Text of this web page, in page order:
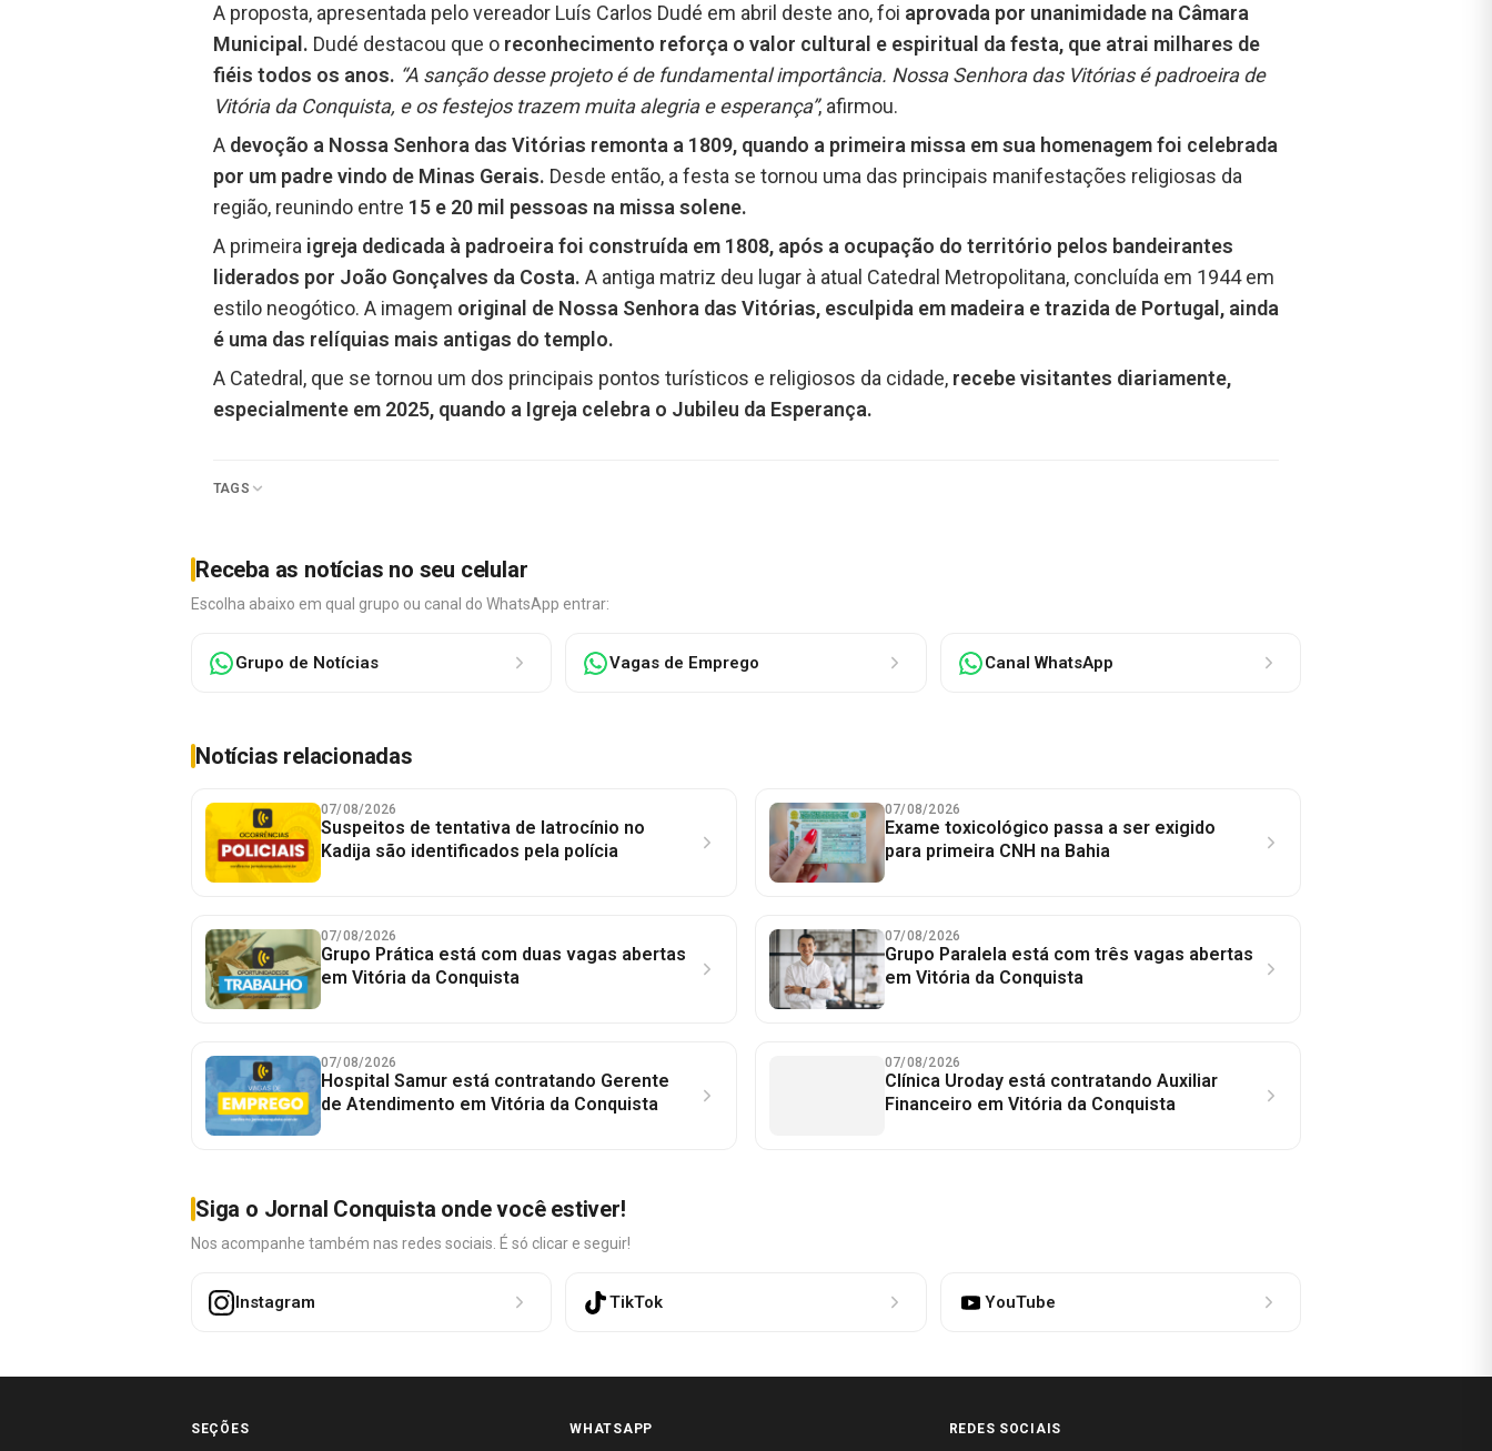
A proposta, apresentada pelo vereador Luís Carlos Dudé em abril deste ano, foi aprovada por unanimidade na Câmara
Municipal. Dudé destacou que o reconhecimento reforça o valor cultural e espiritual da festa, que atrai milhares de
fiéis todos os anos. “A sanção desse projeto é de fundamental importância. Nossa Senhora das Vitórias é padroeira de
Vitória da Conquista, e os festejos trazem muita alegria e esperança”, afirmou.
A devoção a Nossa Senhora das Vitórias remonta a 1809, quando a primeira missa em sua homenagem foi celebrada
por um padre vindo de Minas Gerais. Desde então, a festa se tornou uma das principais manifestações religiosas da
região, reunindo entre 15 e 20 mil pessoas na missa solene.
A primeira igreja dedicada à padroeira foi construída em 1808, após a ocupação do território pelos bandeirantes
liderados por João Gonçalves da Costa. A antiga matriz deu lugar à atual Catedral Metropolitana, concluída em 1944 em
estilo neogótico. A imagem original de Nossa Senhora das Vitórias, esculpida em madeira e trazida de Portugal, ainda
é uma das relíquias mais antigas do templo.
A Catedral, que se tornou um dos principais pontos turísticos e religiosos da cidade, recebe visitantes diariamente,
especialmente em 2025, quando a Igreja celebra o Jubileu da Esperança.
TAGS
Receba as notícias no seu celular
Escolha abaixo em qual grupo ou canal do WhatsApp entrar:
Grupo de Notícias Vagas de Emprego Canal WhatsApp
Notícias relacionadas
07/08/2026
Suspeitos de tentativa de latrocínio no
Kadija são identificados pela polícia
07/08/2026
Exame toxicológico passa a ser exigido
para primeira CNH na Bahia
07/08/2026
Grupo Prática está com duas vagas abertas
em Vitória da Conquista
07/08/2026
Grupo Paralela está com três vagas abertas
em Vitória da Conquista
07/08/2026
Hospital Samur está contratando Gerente
de Atendimento em Vitória da Conquista
07/08/2026
Clínica Uroday está contratando Auxiliar
Financeiro em Vitória da Conquista
Siga o Jornal Conquista onde você estiver!
Nos acompanhe também nas redes sociais. É só clicar e seguir!
Instagram TikTok YouTube
SEÇÕES WHATSAPP REDES SOCIAIS